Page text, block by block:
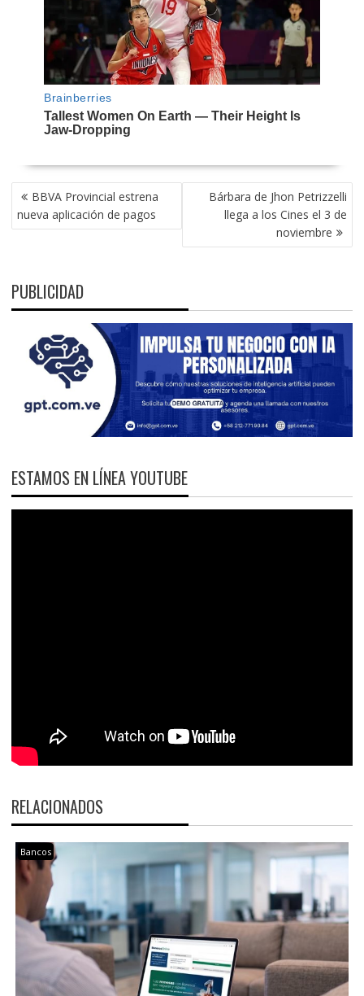
NAVEGACIÓN
DE
ENTRADAS
BBVA Provincial estrena
nueva aplicación de pagos
Bárbara de Jhon Petrizzelli
llega a los Cines el 3 de
noviembre
PUBLICIDAD
ESTAMOS EN LÍNEA YOUTUBE
RELACIONADOS
Bancos